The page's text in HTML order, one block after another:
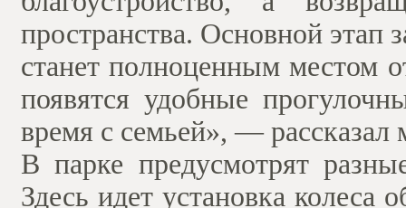
пространства. Основной этап
станет полноценным местом
появятся удобные
время с семьей», —
В парке предусмотрят
Здесь идет установка колеса